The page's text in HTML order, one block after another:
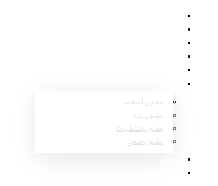
مقاول أسفلت
مقاول بناء
مقاول تشطيبات
مقاول صحي